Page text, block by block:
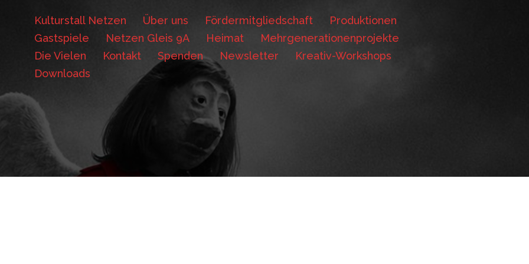
Kulturstall Netzen Über uns Fördermitgliedschaft
Produktionen
Gastspiele
Netzen Gleis 9A Heimat
Mehrgenerationenprojekte
Die Vielen
Kontakt Spenden Newsletter
Kreativ-Workshops
Downloads